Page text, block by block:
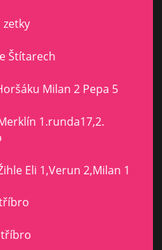
zetky
Štítarech
Milan 2 Pepa 5
1.runda17,2.
Eli 1,Verun 2,Milan 1